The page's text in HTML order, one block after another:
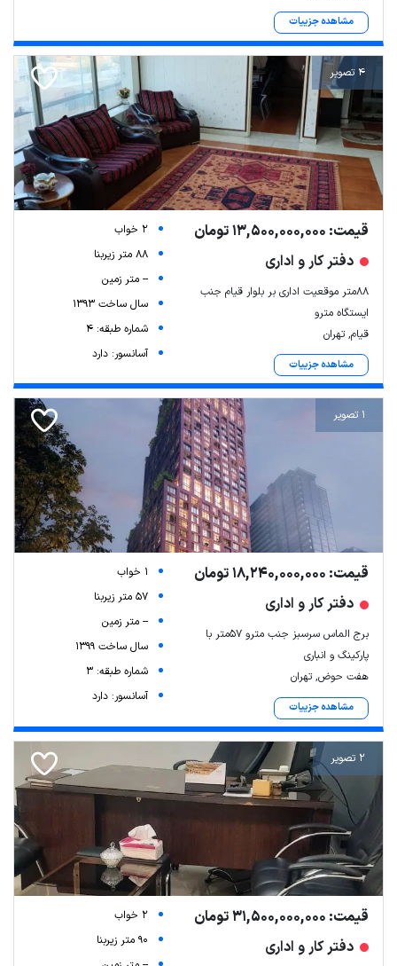
مشاهده جزییات
4 تصویر
قیمت: 13,500,000,000 تومان
دفتر کار و اداری
۸۸متر موقعیت اداری بر بلوار قیام جنب
ایستگاه مترو
قیام, تهران
مشاهده جزییات
2 خواب
88 متر زیربنا
-- متر زمین
سال ساخت 1393
شماره طبقه: 4
آسانسور: دارد
1 تصویر
قیمت: 18,240,000,000 تومان
دفتر کار و اداری
برج الماس سرسبز جنب مترو ۵۷متر با
پارکینگ و انباری
هفت حوض, تهران
مشاهده جزییات
1 خواب
57 متر زیربنا
-- متر زمین
سال ساخت 1399
شماره طبقه: 3
آسانسور: دارد
2 تصویر
قیمت: 31,500,000,000 تومان
دفتر کار و اداری
2 خواب
90 متر زیربنا